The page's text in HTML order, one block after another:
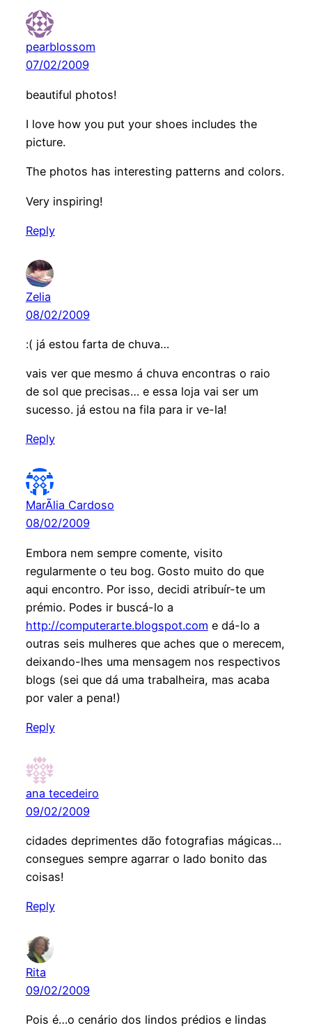
pearblossom
07/02/2009
beautiful photos!
I love how you put your shoes includes the
picture.
The photos has interesting patterns and colors.
Very inspiring!
Reply
Zelia
08/02/2009
:( já estou farta de chuva…
vais ver que mesmo á chuva encontras o raio
de sol que precisas… e essa loja vai ser um
sucesso. já estou na fila para ir ve-la!
Reply
MarÃ­lia Cardoso
08/02/2009
Embora nem sempre comente, visito
regularmente o teu bog. Gosto muito do que
aqui encontro. Por isso, decidi atribuír-te um
prémio. Podes ir buscá-lo a
http://computerarte.blogspot.com e dá-lo a
outras seis mulheres que aches que o merecem,
deixando-lhes uma mensagem nos respectivos
blogs (sei que dá uma trabalheira, mas acaba
por valer a pena!)
Reply
ana tecedeiro
09/02/2009
cidades deprimentes dão fotografias mágicas…
consegues sempre agarrar o lado bonito das
coisas!
Reply
Rita
09/02/2009
Pois é…o cenário dos lindos prédios e lindas